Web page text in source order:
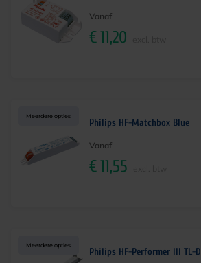
Vanaf
€11,20
Meerdere opties
Philips HF-Matchbox Blue
Vanaf
€11,55
Meerdere opties
Philips HF-Performer III TL-D